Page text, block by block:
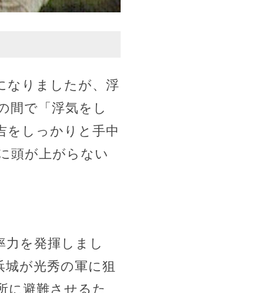
なりましたが、浮
間で「浮気をし
をしっかりと手中
頭が上がらない
を発揮しまし
が光秀の軍に狙
に避難させるた